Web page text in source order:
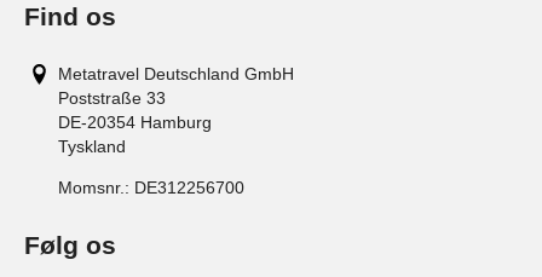
Find os
Metatravel Deutschland GmbH
Poststraße 33
DE-20354 Hamburg
Tyskland
Momsnr.: DE312256700
Følg os